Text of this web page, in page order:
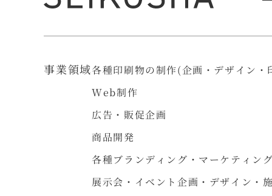
事業領域各種印刷物の制作(企画・デザイン・
Web制作
広告・販促企画
商品開発
各種ブランディング・マーケティン
展示会・イベント企画・デザイン・